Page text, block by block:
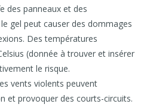
des panneaux et des
gel peut causer des dommages
Des températures
(donnée à trouver et insérer
le risque.
vents violents peuvent
et provoquer des courts-circuits.